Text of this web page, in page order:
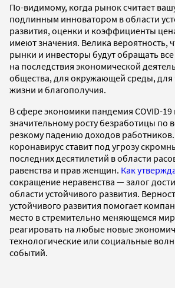
По-видимому, когда рынок считает
подлинным инноватором в области
развития, оценки и коэффициенты
имеют значения. Велика вероятность,
рынки и инвесторы будут обращать
на последствия экономической
общества, для окружающей среды, для
жизни и благополучия.
В сфере экономики пандемия COVID-19
значительному росту безработицы по
резкому падению доходов
коронавирус ставит под угрозу
последних десятилетий в области
равенства и прав женщин. Как
сокращение неравенства — залог
области устойчивого развития.
устойчивого развития помогает
место в стремительно меняющемся
реагировать на любые новые
технологические или социальные
событий.